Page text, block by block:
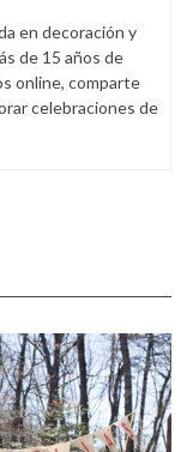
en decoración y
de 15 años de
online, comparte
celebraciones de